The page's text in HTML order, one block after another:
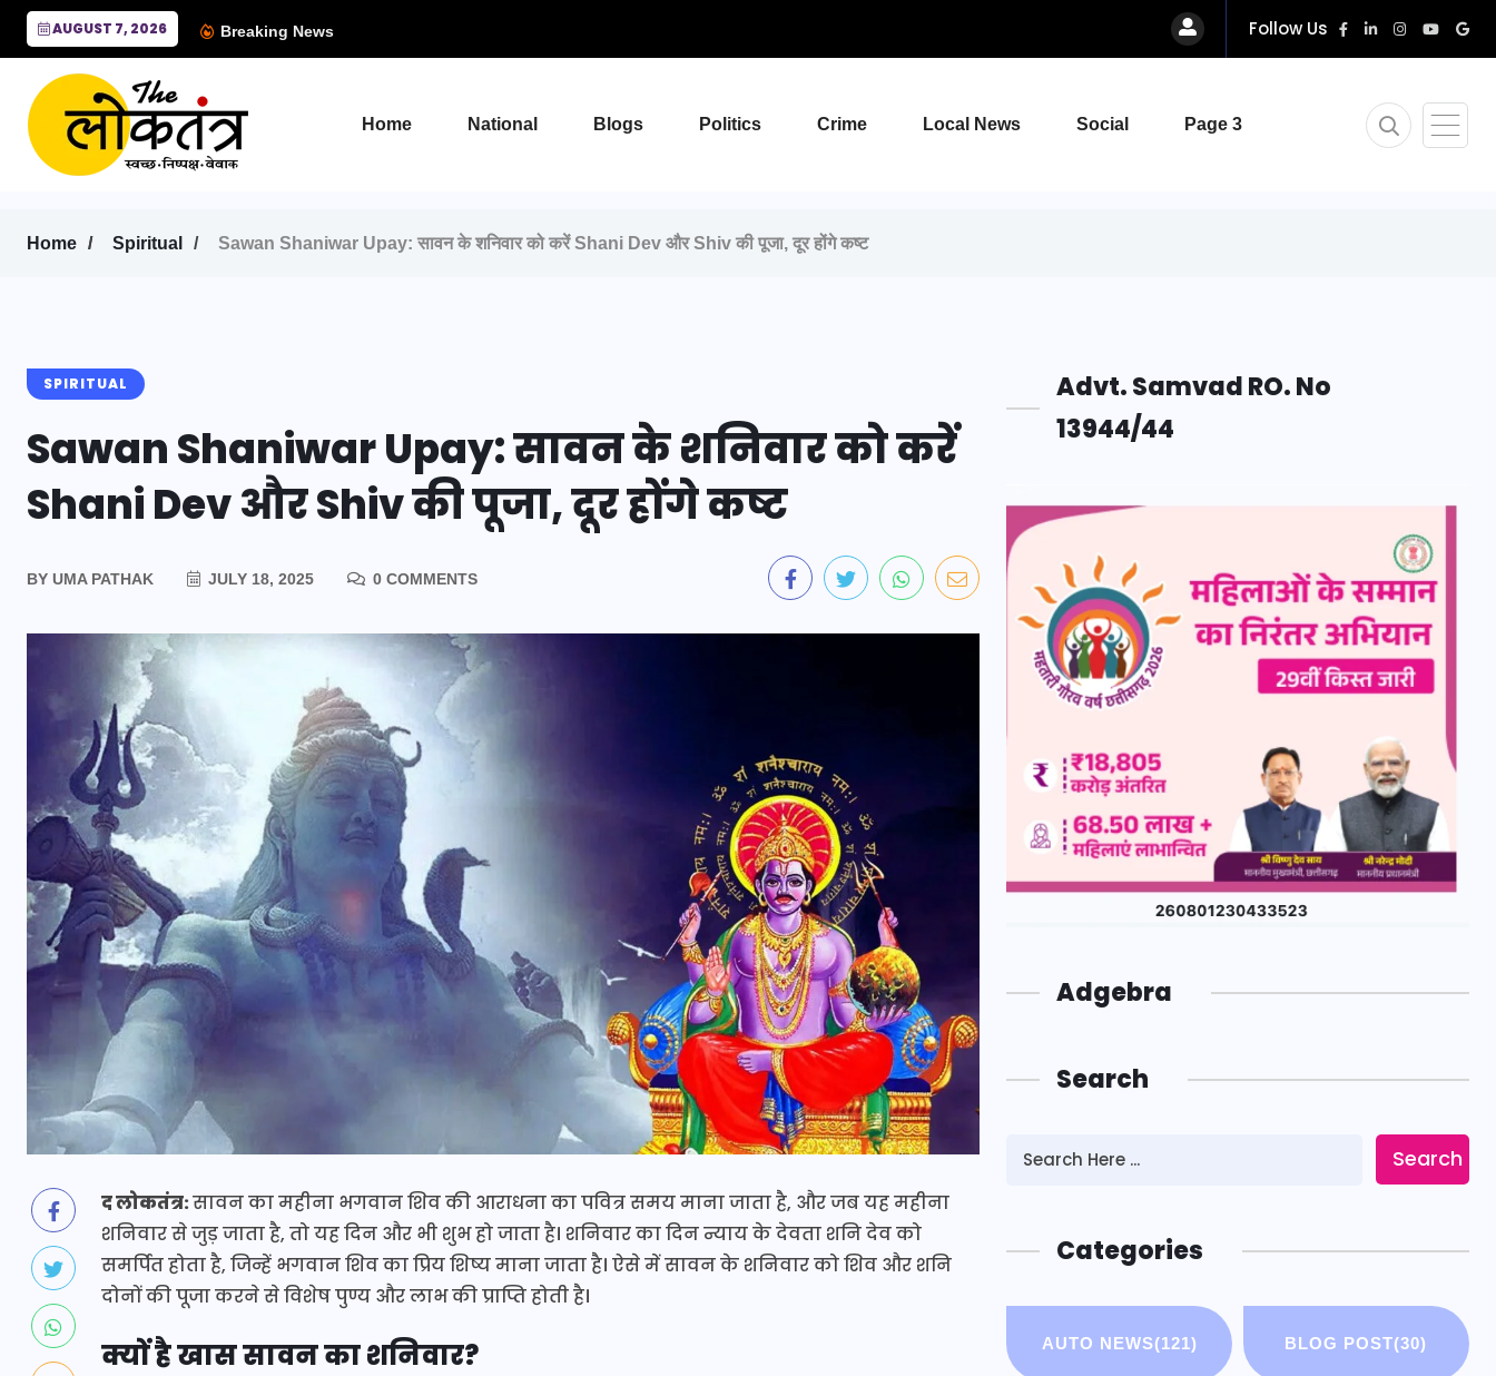
AUGUST 7, 2026 Breaking News Follow Us
Home National Blogs Politics Crime Local News Social Page 3
Home Spiritual Sawan Shaniwar Upay: सावन के शनिवार को करें Shani Dev और Shiv की पूजा, दूर होंगे कष्ट
SPIRITUAL
Sawan Shaniwar Upay: सावन के शनिवार को करें
Shani Dev और Shiv की पूजा, दूर होंगे कष्ट
BY UMA PATHAK JULY 18, 2025 0 COMMENTS
द लोकतंत्र:सावन का महीना भगवान शिव की आराधना का पवित्र समय माना जाता है, और जब यह महीना
शनिवार से जुड़ जाता है, तो यह दिन और भी शुभ हो जाता है। शनिवार का दिन न्याय के देवता शनि देव को
समर्पित होता है, जिन्हें भगवान शिव का प्रिय शिष्य माना जाता है। ऐसे में सावन के शनिवार को शिव और शनि
दोनों की पूजा करने से विशेष पुण्य और लाभ की प्राप्ति होती है।
क्यों है खास सावन का शनिवार?
Advt. Samvad RO. No
13944/44
Adgebra
Search
Search
Categories
AUTO NEWS(121) BLOG POST(30)